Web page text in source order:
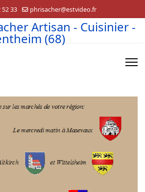
52 33 phrisacher@estvideo.fr
Artisan - Cuisinier -
(68)